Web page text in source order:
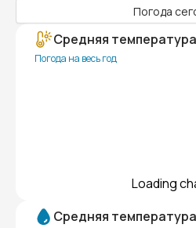
Погода
Средняя
Погода на весь год
Loading
Средняя